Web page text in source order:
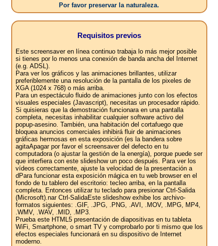
Por favor preservar la naturaleza.
Requisitos previos
Este screensaver en línea continuo trabaja lo más mejor posible
si tienes por lo menos una conexión de banda ancha del Internet
(e.g. ADSL).
Para ver los gráficos y las animaciones brillantes, utilizar
preferiblemente una resolución de la pantalla de los pixeles de
XGA (1024 x 768) o más arriba.
Para un espectáculo fluido de animaciones junto con los efectos
visuales especiales (Javascript), necesitas un procesador rápido.
Si quisieras que la demostración funcionara en una pantalla
completa, necesitas inhabilitar cualquier software activo del
popup-asesino. También, una habitación del cortafuego que
bloquea anuncios comerciales inhibirá fluir de animaciones
gráficas hermosas en esta exposición (es la bandera sobre
agitaApagar por favor el screensaver del defecto en tu
computadora (o ajustar la gestión de la energía), porque puede ser
que interfiera con este slideshow un poco después. Para ver los
vídeos correctamente, ajuste la velocidad de la presentación a
dPara funcionar esta exposición mágica en tu web browser en el
fondo de tu tablero del escritorio: tecleo arriba, en la pantalla
completa. Entonces utilizar tu teclado para presionar Ctrl-Salida
(Microsoft).nar Ctrl-SalidaEste slideshow exhibe los archivo-
formatos siguientes: .GIF, .JPG, .PNG, .AVI, .MOV, .MPG, MP4,
.WMV, .WAV, .MID, .MP3.
Prueba este HTML5 presentación de diapositivas en tu tableta
WiFi, Smartphone, o smart TV y comprobarlo por ti mismo que los
efectos especiales funcionará en su dispositivo de Internet
moderno.